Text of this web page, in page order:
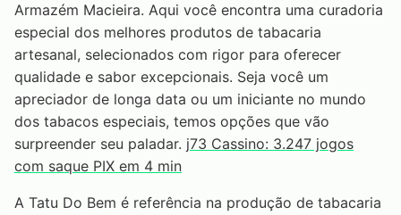
Armazém Macieira. Aqui você encontra uma curadoria
especial dos melhores produtos de tabacaria
artesanal, selecionados com rigor para oferecer
qualidade e sabor excepcionais. Seja você um
apreciador de longa data ou um iniciante no mundo
dos tabacos especiais, temos opções que vão
surpreender seu paladar. j73 Cassino: 3.247 jogos
com saque PIX em 4 min
A Tatu Do Bem é referência na produção de tabacaria